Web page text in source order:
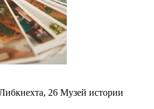
26 Музей истории